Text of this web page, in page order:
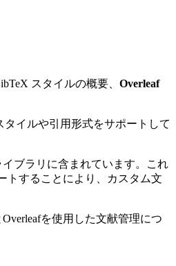
スタイルの概要、 Overleaf
イルや引用形式をサポートして
ブラリに含まれています。これ
トすることにより、カスタム文
を使用した文献管理につ